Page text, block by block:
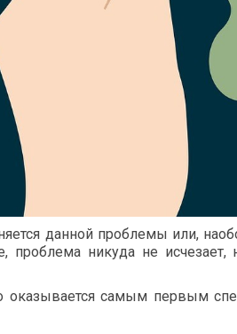
данной проблемы или,
никуда не исчезает,
оказывается самым первым